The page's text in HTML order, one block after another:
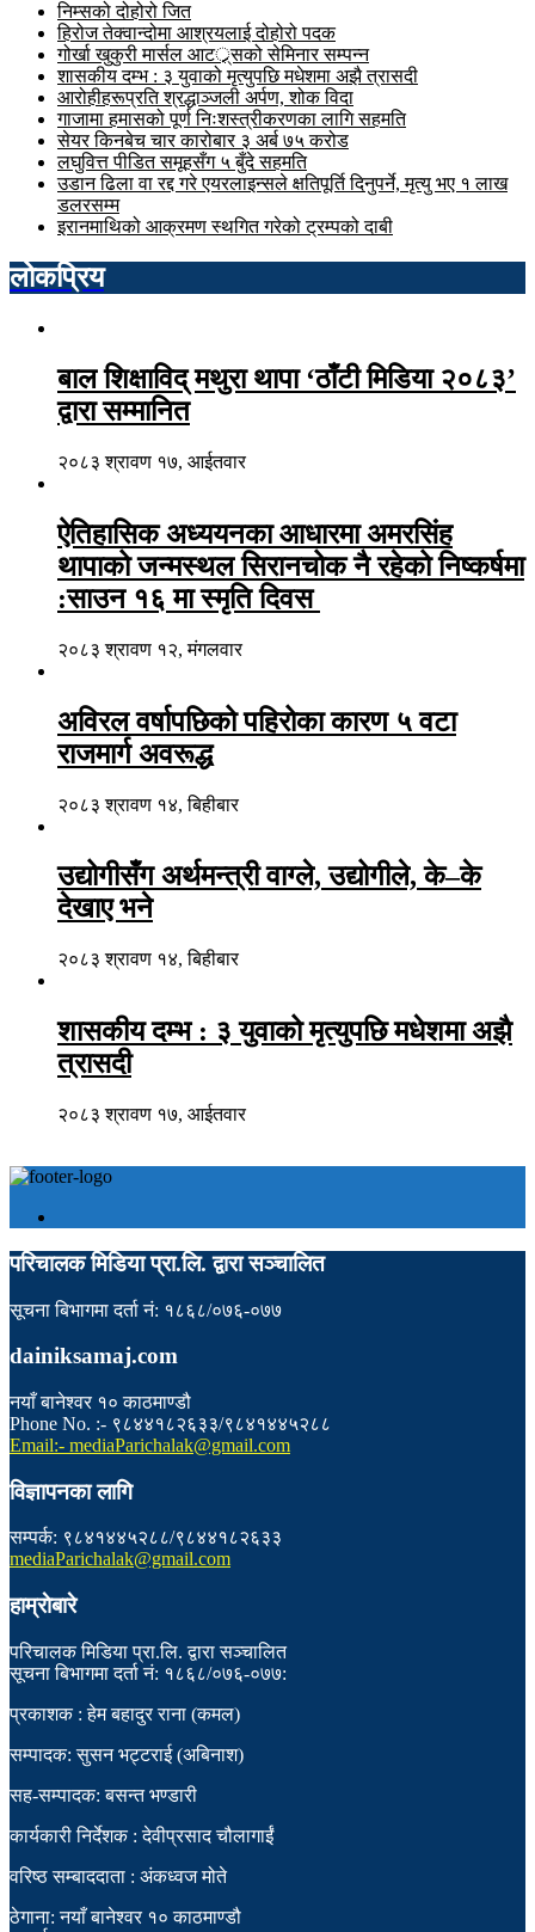
निम्सको दोहोरो जित
हिरोज तेक्वान्दोमा आश्रयलाई दोहोरो पदक
गोर्खा खुकुरी मार्सल आटर््र्सको सेमिनार सम्पन्न
शासकीय दम्भ : ३ युवाको मृत्युपछि मधेशमा अझै त्रासदी
आरोहीहरूप्रति श्रद्धाञ्जली अर्पण, शोक विदा
गाजामा हमासको पूर्ण निःशस्त्रीकरणका लागि सहमति
सेयर किनबेच चार कारोबार ३ अर्ब ७५ करोड
लघुवित्त पीडित समूहसँग ५ बुँदे सहमति
उडान ढिला वा रद्द गरे एयरलाइन्सले क्षतिपूर्ति दिनुपर्ने, मृत्यु भए १ लाख
डलरसम्म
इरानमाथिको आक्रमण स्थगित गरेको ट्रम्पको दाबी
लोकप्रिय
बाल शिक्षाविद् मथुरा थापा ‘ठाँटी मिडिया २०८३’
द्वारा सम्मानित
२०८३ श्रावण १७, आईतवार
ऐतिहासिक अध्ययनका आधारमा अमरसिंह
थापाको जन्मस्थल सिरानचोक नै रहेको निष्कर्षमा
:साउन १६ मा स्मृति दिवस
२०८३ श्रावण १२, मंगलवार
अविरल वर्षापछिको पहिरोका कारण ५ वटा
राजमार्ग अवरूद्ध
२०८३ श्रावण १४, बिहीबार
उद्योगीसँग अर्थमन्त्री वाग्ले, उद्योगीले, के–के
देखाए भने
२०८३ श्रावण १४, बिहीबार
शासकीय दम्भ : ३ युवाको मृत्युपछि मधेशमा अझै
त्रासदी
२०८३ श्रावण १७, आईतवार
परिचालक मिडिया प्रा.लि. द्वारा सञ्चालित
सूचना बिभागमा दर्ता नं: १८६८/०७६-०७७
dainiksamaj.com
नयाँ बानेश्वर १० काठमाण्डौ
Phone No. :- ९८४४१८२६३३/९८४१४४५२८८
Email:- mediaParichalak@gmail.com
विज्ञापनका लागि
सम्पर्क: ९८४१४४५२८८/९८४४१८२६३३
mediaParichalak@gmail.com
हाम्राेबारे
परिचालक मिडिया प्रा.लि. द्वारा सञ्चालित
सूचना बिभागमा दर्ता नं: १८६८/०७६-०७७:
प्रकाशक : हेम बहादुर राना (कमल)
सम्पादक: सुसन भट्टराई (अबिनाश)
सह-सम्पादक: बसन्त भण्डारी
कार्यकारी निर्देशक : देवीप्रसाद चौलागाईं
वरिष्ठ सम्बाददाता : अंकध्वज मोते
ठेगाना: नयाँ बानेश्वर १० काठमाण्डौ